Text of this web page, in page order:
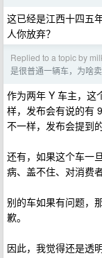
这已经是江西十四五
人你放弃？
Replied to a topic by
是很普通一辆车，为啥卖
作为两年 Y 车主，这
样，发布会有说的有
不一样，发布会提到
还有，如果这个车一
病、盖不住、对消费
别的车如果有问题，
歉。
因此，我觉得还是透明